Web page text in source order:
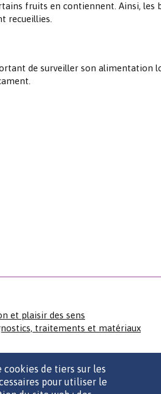
fruits en contiennent. Ainsi,
recueillies.
de surveiller son alimentation
et plaisir des sens
traitements et matériaux
cookies de tiers sur les
pour utiliser le